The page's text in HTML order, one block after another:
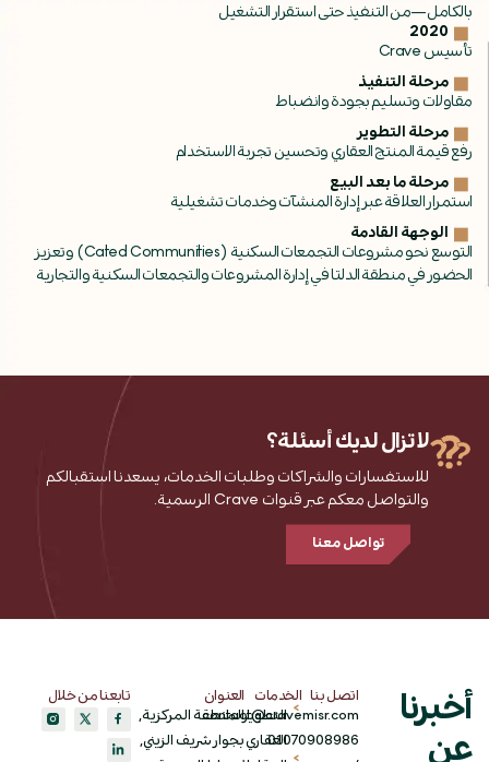
بالكامل—من التنفيذ حتى استقرار التشغيل
2020
تأسيس Crave
مرحلة التنفيذ
مقاولات وتسليم بجودة وانضباط
مرحلة التطوير
رفع قيمة المنتج العقاري وتحسين تجربة الاستخدام
مرحلة ما بعد البيع
استمرار العلاقة عبر إدارة المنشآت وخدمات تشغيلية
الوجهة القادمة
التوسع نحو مشروعات التجمعات السكنية (Cated Communities) وتعزيز
الحضور في منطقة الدلتا في إدارة المشروعات والتجمعات السكنية والتجارية
تواصل معنا
لا تزال لديك أسئلة؟
للاستفسارات والشراكات وطلبات الخدمات، يسعدنا استقبالكم
والتواصل معكم عبر قنوات Crave الرسمية.
أخبرنا
عن
اتصل بنا
contact@cravemisr.com
01070908986
الخدمات
التطوير
العقاري
العنوان
المنطقة المركزية,
بجوار شريف الزيني,
تابعنا من خلال